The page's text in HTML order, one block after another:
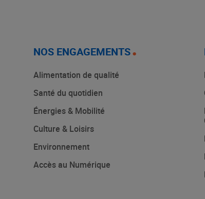
NOS ENGAGEMENTS
Alimentation de qualité
Santé du quotidien
Énergies & Mobilité
Culture & Loisirs
Environnement
Accès au Numérique